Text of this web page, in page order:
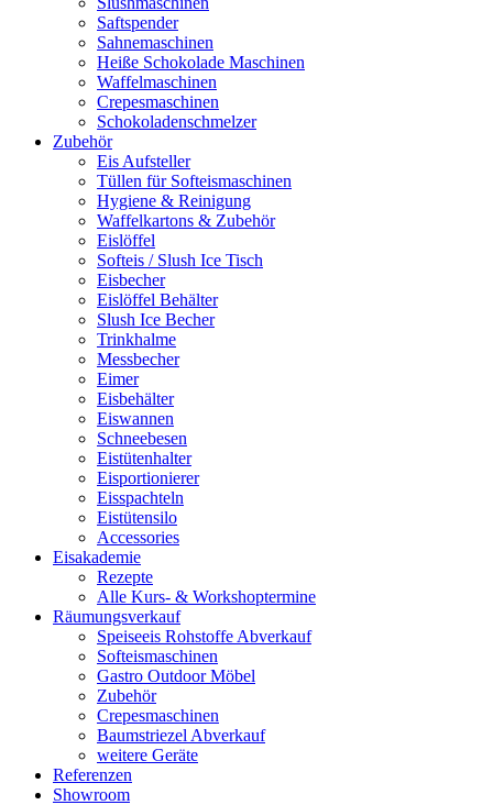
Saftspender
Sahnemaschinen
Heiße Schokolade Maschinen
Waffelmaschinen
Crepesmaschinen
Schokoladenschmelzer
Zubehör
Eis Aufsteller
Tüllen für Softeismaschinen
Hygiene & Reinigung
Waffelkartons & Zubehör
Eislöffel
Softeis / Slush Ice Tisch
Eisbecher
Eislöffel Behälter
Slush Ice Becher
Trinkhalme
Messbecher
Eimer
Eisbehälter
Eiswannen
Schneebesen
Eistütenhalter
Eisportionierer
Eisspachteln
Eistütensilo
Accessories
Eisakademie
Rezepte
Alle Kurs- & Workshoptermine
Räumungsverkauf
Speiseeis Rohstoffe Abverkauf
Softeismaschinen
Gastro Outdoor Möbel
Zubehör
Crepesmaschinen
Baumstriezel Abverkauf
weitere Geräte
Referenzen
Showroom